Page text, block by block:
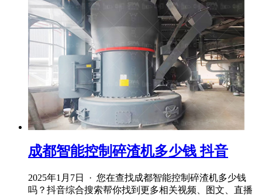
成都智能控制碎渣机多少钱 抖音
2025年1月7日 · 您在查找成都智能控制碎渣机多少钱
吗？抖音综合搜索帮你找到更多相关视频、图文、直播